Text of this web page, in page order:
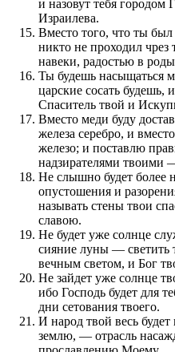
и назовут тебя городом
Израилева.
Вместо того, что ты
никто не проходил чрез
навеки, радостью в
Ты будешь насыщаться
царские сосать
Спаситель твой и
Вместо меди буду
железа серебро, и
железо; и поставлю
надзирателями твоими
Не слышно будет более
опустошения и
называть стены твои
славою.
Не будет уже солнце
сияние луны — светить
вечным светом, и Бог
Не зайдет уже солнце
ибо Господь будет для
дни сетования твоего.
И народ твой весь
землю, — отрасль